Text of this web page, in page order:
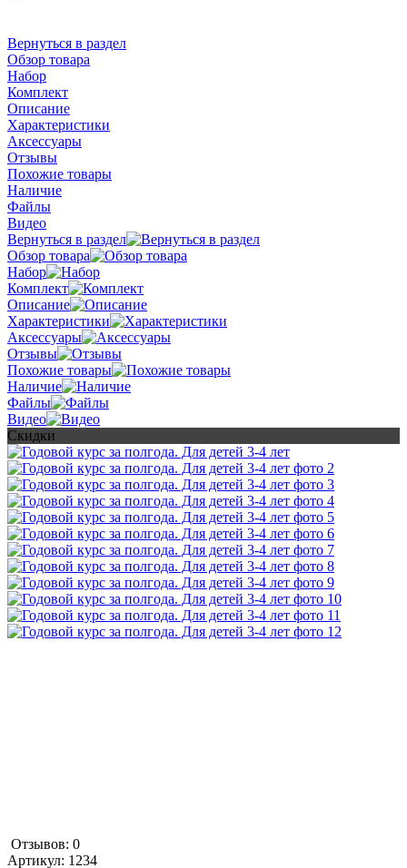
Вернуться в раздел
Обзор товара
Набор
Комплект
Описание
Характеристики
Аксессуары
Отзывы
Похожие товары
Наличие
Файлы
Видео
Вернуться в раздел
Обзор товара
Набор
Комплект
Описание
Характеристики
Аксессуары
Отзывы
Похожие товары
Наличие
Файлы
Видео
Скидки
Отзывов: 0
Артикул: 1234